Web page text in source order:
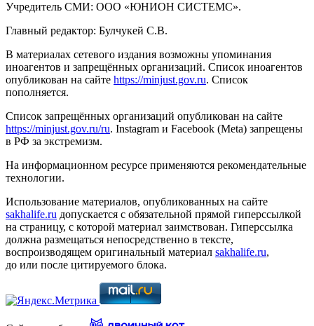
Учредитель СМИ: ООО «ЮНИОН СИСТЕМС».
Главный редактор: Булчукей С.В.
В материалах сетевого издания возможны упоминания
иноагентов и запрещённых организаций. Список иноагентов
опубликован на сайте https://minjust.gov.ru. Список
пополняется.
Список запрещённых организаций опубликован на сайте
https://minjust.gov.ru/ru. Instagram и Facebook (Metа) запрещены
в РФ за экстремизм.
На информационном ресурсе применяются рекомендательные
технологии.
Использование материалов, опубликованных на сайте
sakhalife.ru допускается с обязательной прямой гиперссылкой
на страницу, с которой материал заимствован. Гиперссылка
должна размещаться непосредственно в тексте,
воспроизводящем оригинальный материал sakhalife.ru,
до или после цитируемого блока.